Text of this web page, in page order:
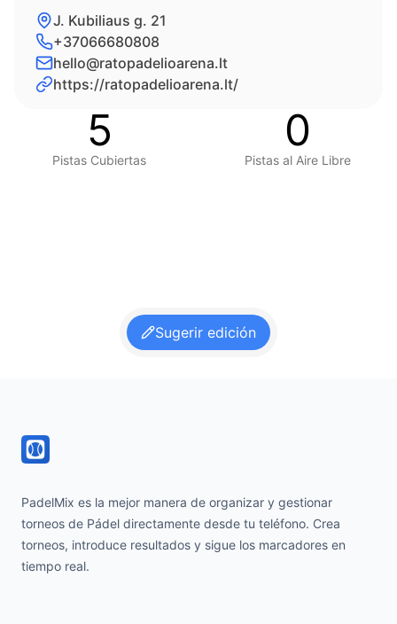
J. Kubiliaus g. 21
+37066680808
hello@ratopadelioarena.lt
https://ratopadelioarena.lt/
5
Pistas Cubiertas
0
Pistas al Aire Libre
Sugerir edición
PadelMix es la mejor manera de organizar y gestionar
torneos de Pádel directamente desde tu teléfono. Crea
torneos, introduce resultados y sigue los marcadores en
tiempo real.